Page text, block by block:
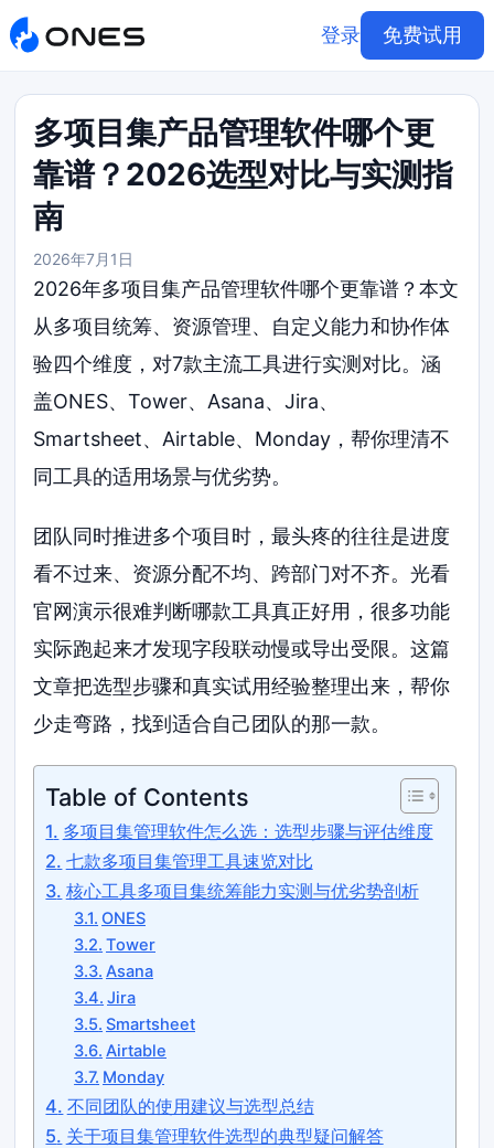
登录 免费试用
多项目集产品管理软件哪个更
靠谱？2026选型对比与实测指
南
2026年7月1日
2026年多项目集产品管理软件哪个更靠谱？本文
从多项目统筹、资源管理、自定义能力和协作体
验四个维度，对7款主流工具进行实测对比。涵
盖ONES、Tower、Asana、Jira、
Smartsheet、Airtable、Monday，帮你理清不
同工具的适用场景与优劣势。
团队同时推进多个项目时，最头疼的往往是进度
看不过来、资源分配不均、跨部门对不齐。光看
官网演示很难判断哪款工具真正好用，很多功能
实际跑起来才发现字段联动慢或导出受限。这篇
文章把选型步骤和真实试用经验整理出来，帮你
少走弯路，找到适合自己团队的那一款。
Table of Contents
多项目集管理软件怎么选：选型步骤与评估维度
七款多项目集管理工具速览对比
核心工具多项目集统筹能力实测与优劣势剖析
ONES
Tower
Asana
Jira
Smartsheet
Airtable
Monday
不同团队的使用建议与选型总结
关于项目集管理软件选型的典型疑问解答